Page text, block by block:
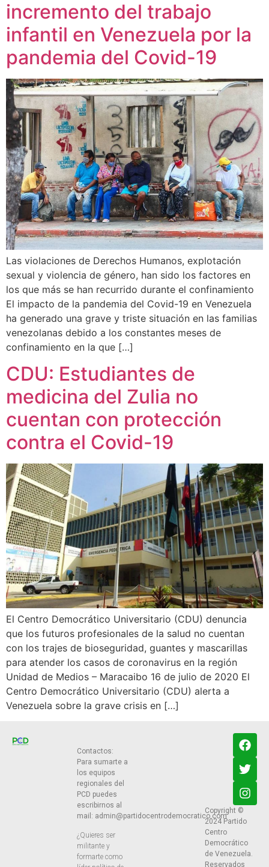
incremento del trabajo
infantil en Venezuela por la
pandemia del Covid-19
Las violaciones de Derechos Humanos, explotación
sexual y violencia de género, han sido los factores en
los que más se han recurrido durante el confinamiento
El impacto de la pandemia del Covid-19 en Venezuela
ha generado una grave y triste situación en las familias
venezolanas debido a los constantes meses de
confinamiento en la que […]
CDU: Estudiantes de
medicina del Zulia no
cuentan con protección
contra el Covid-19
El Centro Democrático Universitario (CDU) denuncia
que los futuros profesionales de la salud no cuentan
con los trajes de bioseguridad, guantes y mascarillas
para atender los casos de coronavirus en la región
Unidad de Medios – Maracaibo 16 de julio de 2020 El
Centro Democrático Universitario (CDU) alerta a
Venezuela sobre la grave crisis en […]
Contactos:
Para sumarte a
los equipos
regionales del
PCD puedes
escribirnos al
mail: admin@partidocentrodemocratico.com
¿Quieres ser
militante y
formarte como
Copyright ©
2024 Partido
Centro
Democrático
de Venezuela.
Reservados